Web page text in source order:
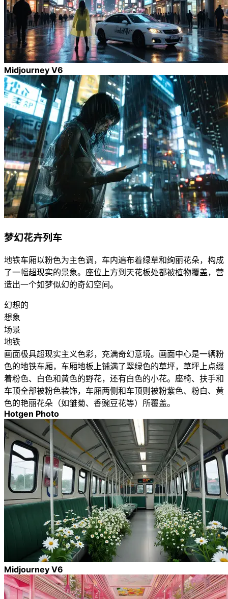
Midjourney V6
梦幻花卉列车
地铁车厢以粉色为主色调，车内遍布着绿草和绚丽花朵，构成
了一幅超现实的景象。座位上方到天花板处都被植物覆盖，营
造出一个如梦似幻的奇幻空间。
幻想的
想象
场景
地铁
画面极具超现实主义色彩，充满奇幻意境。画面中心是一辆粉
色的地铁车厢，车厢地板上铺满了翠绿色的草坪，草坪上点缀
着粉色、白色和黄色的野花，还有白色的小花。座椅、扶手和
车顶全部被粉色装饰，车厢两侧和车顶则被粉紫色、粉白、黄
色的艳丽花朵（如雏菊、香豌豆花等）所覆盖。
Hotgen Photo
Midjourney V6